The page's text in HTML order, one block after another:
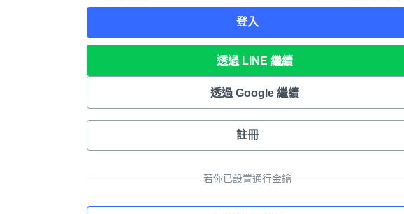
登入
透過 LINE 繼續
透過 Google 繼續
註冊
若你已設置通行金鑰